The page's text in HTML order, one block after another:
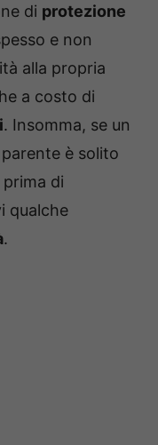
di protezione
e non
alla propria
a costo di
. Insomma, se un
è solito
di
qualche
.